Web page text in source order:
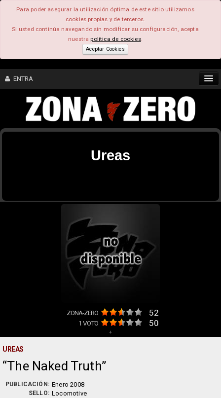
Para poder asegurar la utilización óptima de este sitio utilizamos
cookies propias y de terceros.
Si usted continúa navegando sin modificar su configuración, acepta
nuestrapolítica de cookies.
Aceptar Cookies
ENTRA
CONTENIDO
Ureas
ZONA-ZERO 52
1 VOTO 50
+
UREAS
The Naked Truth
PUBLICACIÓN: Enero 2008
SELLO: Locomotive